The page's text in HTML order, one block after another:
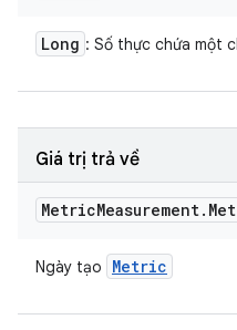
Long : Số thực chứa một
Giá trị trả về
MetricMeasurement.
Ngày tạo Metric